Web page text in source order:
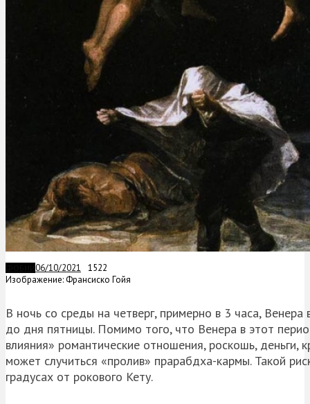
06/10/2021
1522
Изображение: Франсиско Гойя
В ночь со среды на четверг, примерно в 3 часа,
до дня пятницы. Помимо того, что Венера в этот
влияния» романтические отношения, роскошь, деньги,
может случиться «пролив» прарабдха-кармы. Такой
градусах от рокового Кету.